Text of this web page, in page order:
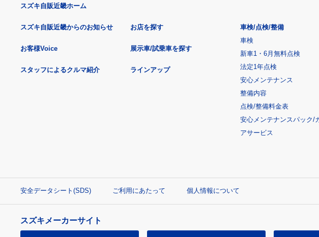
スズキ自販近畿ホーム
スズキ自販近畿からのお知らせ
お客様Voice
スタッフによるクルマ紹介
お店を探す
展示車/試乗車を探す
ラインアップ
車検/点検/整備
車検
新車1・6月無料点検
法定1年点検
安心メンテナンス
整備内容
点検/整備料金表
安心メンテナンスパック/
アサービス
安全データシート(SDS) ご利用にあたって 個人情報について
スズキメーカーサイト